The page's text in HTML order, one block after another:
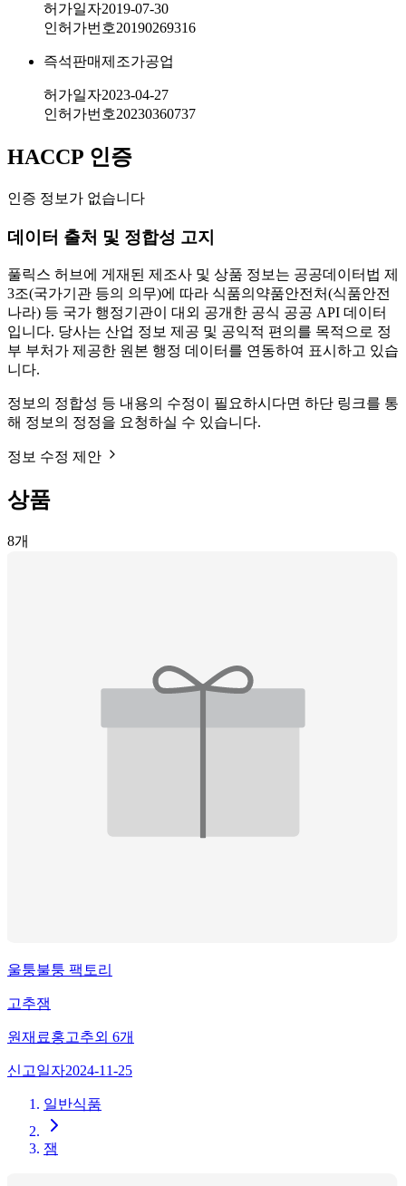
허가일자2019-07-30
인허가번호20190269316
즉석판매제조가공업
허가일자2023-04-27
인허가번호20230360737
HACCP 인증
인증 정보가 없습니다
데이터 출처 및 정합성 고지
풀릭스 허브에 게재된 제조사 및 상품 정보는 공공데이터법 제
3조(국가기관 등의 의무)에 따라 식품의약품안전처(식품안전
나라) 등 국가 행정기관이 대외 공개한 공식 공공 API 데이터
입니다. 당사는 산업 정보 제공 및 공익적 편의를 목적으로 정
부 부처가 제공한 원본 행정 데이터를 연동하여 표시하고 있습
니다.
정보의 정합성 등 내용의 수정이 필요하시다면 하단 링크를 통
해 정보의 정정을 요청하실 수 있습니다.
정보 수정 제안
상품
8개
울퉁불퉁 팩토리
고추잼
원재료홍고추외 6개
신고일자2024-11-25
일반식품
잼